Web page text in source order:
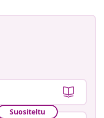
Suositeltu